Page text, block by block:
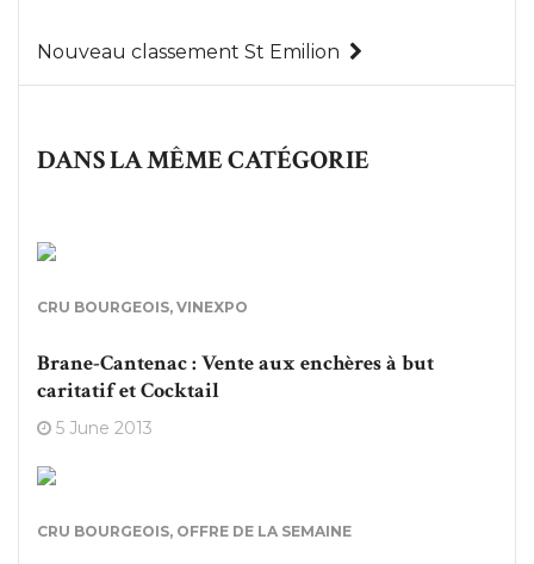
Nouveau classement St Emilion
DANS LA MÊME CATÉGORIE
CRU BOURGEOIS, VINEXPO
Brane-Cantenac : Vente aux enchères à but
caritatif et Cocktail
5 June 2013
CRU BOURGEOIS, OFFRE DE LA SEMAINE